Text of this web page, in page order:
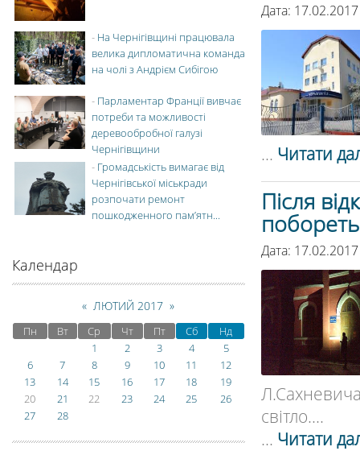
Дата:
... Читати
Після
Дата:
світло....
... Читати
- На Чернігівщині працювала
велика дипломатична команда
на чолі з Андрієм Сибігою
- Парламентар Франції вивчає
потреби та можливості
деревообробної галузі
Чернігівщини
- Громадськість вимагає від
Чернігівської міськради
розпочати ремонт
пошкодженного пам’ятн...
Календар
« ЛЮТИЙ 2017 »
Пн Вт Ср Чт Пт Сб
Нд
1
2 3 4
5
6
7 8 9 10 11
12
13
14 15 16 17 18
19
20
21 22 23 24 25
26
27
28